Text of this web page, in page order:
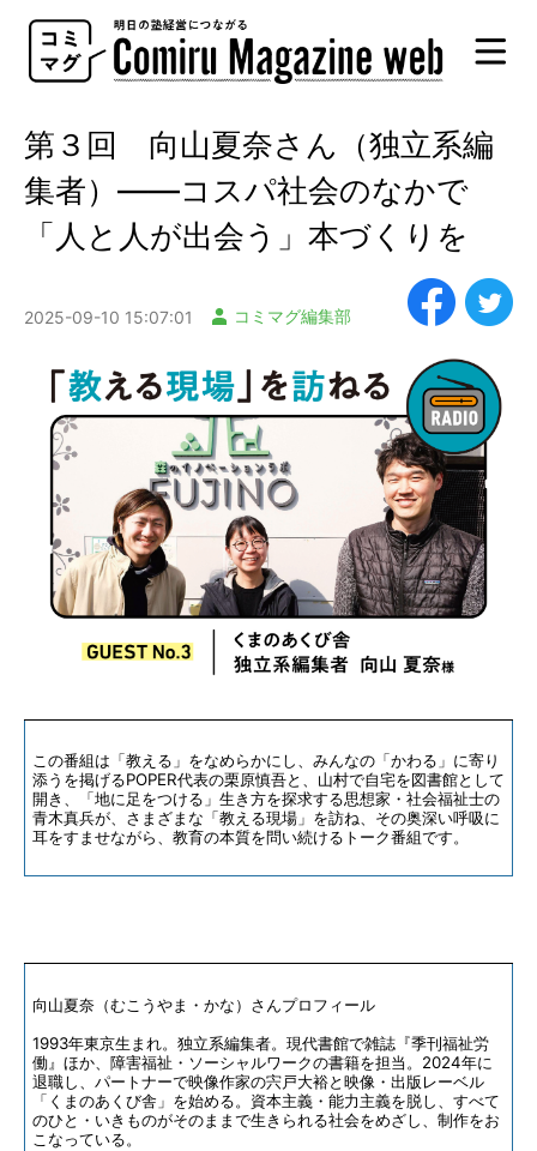
Comiru
Magazine
第３回 向山夏奈さん（独立系編
集者）――コスパ社会のなかで
「人と人が出会う」本づくりを
2025-09-10 15:07:01 コミマグ編集部
この番組は「教える」をなめらかにし、みんなの「かわる」に寄り
添うを掲げるPOPER代表の栗原慎吾と、山村で自宅を図書館として
開き、「地に足をつける」生き方を探求する思想家・社会福祉士の
青木真兵が、さまざまな「教える現場」を訪ね、その奥深い呼吸に
耳をすませながら、教育の本質を問い続けるトーク番組です。
向山夏奈（むこうやま・かな）さんプロフィール
1993年東京生まれ。独立系編集者。現代書館で雑誌『季刊福祉労
働』ほか、障害福祉・ソーシャルワークの書籍を担当。2024年に
退職し、パートナーで映像作家の宍戸大裕と映像・出版レーベル
「くまのあくび舎」を始める。資本主義・能力主義を脱し、すべて
のひと・いきものがそのままで生きられる社会をめざし、制作をお
こなっている。